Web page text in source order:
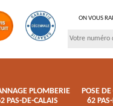
ON VOUS
PLOMBERIE
PAS-DE-CALAIS
POSE
62